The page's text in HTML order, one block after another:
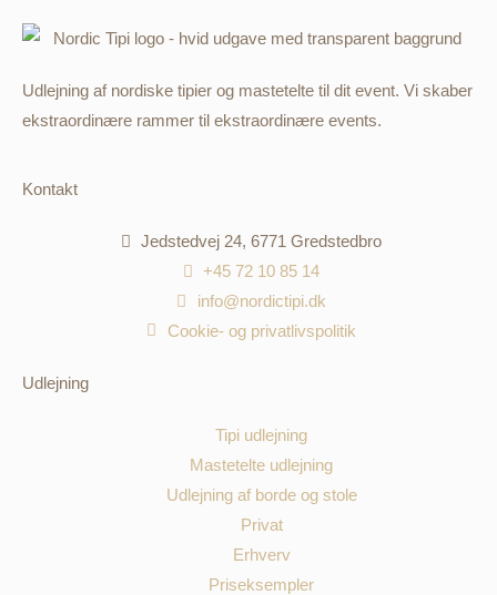
Udlejning af nordiske tipier og mastetelte til dit event. Vi skaber
ekstraordinære rammer til ekstraordinære events.
Kontakt
Jedstedvej 24, 6771 Gredstedbro
+45 72 10 85 14
info@nordictipi.dk
Cookie- og privatlivspolitik
Udlejning
Tipi udlejning
Mastetelte udlejning
Udlejning af borde og stole
Privat
Erhverv
Priseksempler